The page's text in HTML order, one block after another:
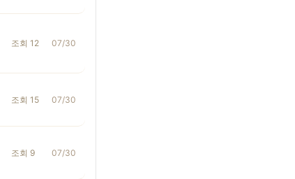
조회 12 07/30
조회 15 07/30
조회 9 07/30